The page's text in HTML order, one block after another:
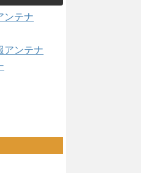
ンテナ
アンテナ